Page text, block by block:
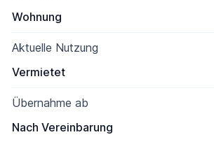
Wohnung
Aktuelle Nutzung
Vermietet
Übernahme ab
Nach Vereinbarung